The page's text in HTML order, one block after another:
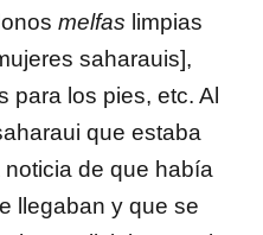
melfas limpias
saharauis],
para los pies, etc. Al
que estaba
de que había
llegaban y que se